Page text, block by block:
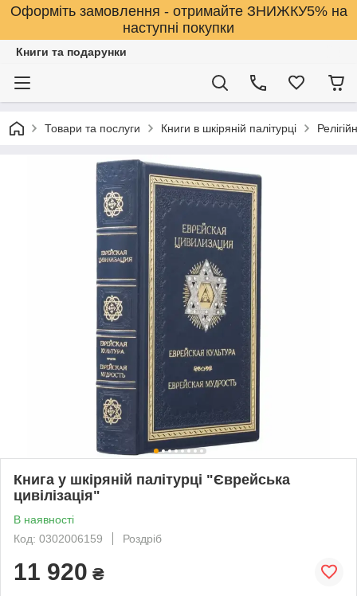
Оформіть замовлення - отримайте ЗНИЖКУ5% на
наступні покупки
Книги та подарунки
Товари та послуги Книги в шкіряній палітурці
Книга у шкіряній палітурці "Єврейська
цивілізація"
В наявності
Код: 0302006159
Роздріб
11 920 ₴